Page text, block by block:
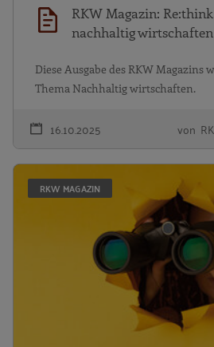
RKW Magazin:
nachhaltig wirtschaften
Diese Ausgabe des RKW Magazins
Thema Nachhaltig wirtschaften.
16.10.2025 von
RKW MAGAZIN